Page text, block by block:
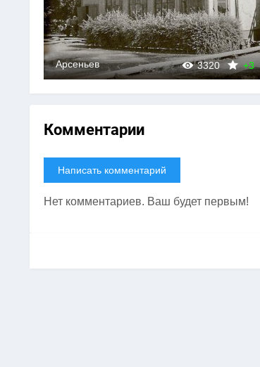
2678 +2 0
Арсеньев
Комментарии
Написать комментарий
Нет комментариев. Ваш будет первым!